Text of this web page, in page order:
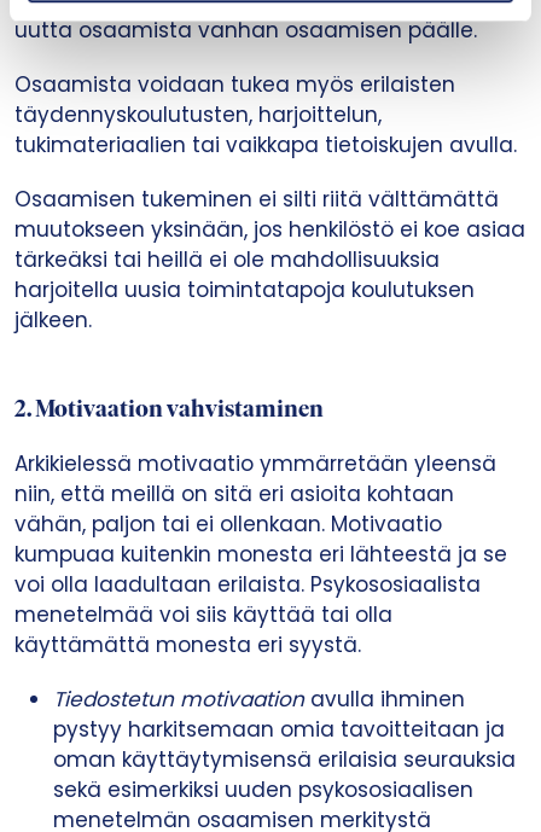
uutta osaamista vanhan osaamisen päälle.
Osaamista voidaan tukea myös erilaisten
täydennyskoulutusten, harjoittelun,
tukimateriaalien tai vaikkapa tietoiskujen avulla.
Osaamisen tukeminen ei silti riitä välttämättä
muutokseen yksinään, jos henkilöstö ei koe asiaa
tärkeäksi tai heillä ei ole mahdollisuuksia
harjoitella uusia toimintatapoja koulutuksen
jälkeen.
2.Motivaation vahvistaminen
Arkikielessä motivaatio ymmärretään yleensä
niin, että meillä on sitä eri asioita kohtaan
vähän, paljon tai ei ollenkaan. Motivaatio
kumpuaa kuitenkin monesta eri lähteestä ja se
voi olla laadultaan erilaista. Psykososiaalista
menetelmää voi siis käyttää tai olla
käyttämättä monesta eri syystä.
Tiedostetun motivaation avulla ihminen
pystyy harkitsemaan omia tavoitteitaan ja
oman käyttäytymisensä erilaisia seurauksia
sekä esimerkiksi uuden psykososiaalisen
menetelmän osaamisen merkitystä